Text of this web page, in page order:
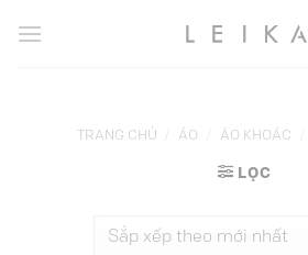
đến
TRANG CHỦ ÁO ÁO KHOÁC
LỌC